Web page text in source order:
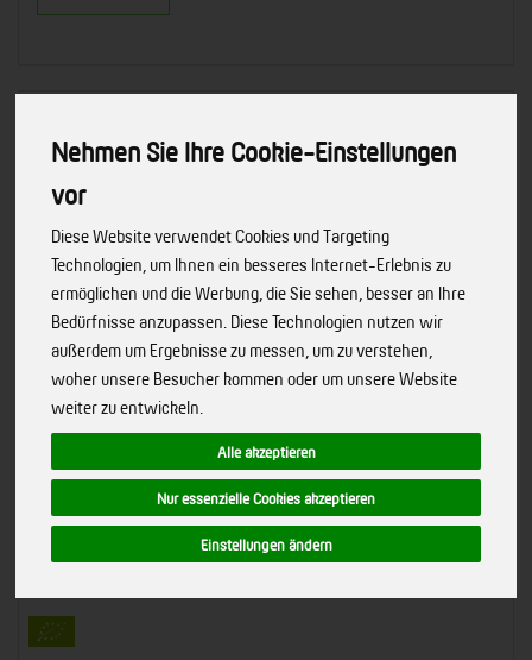
Nehmen Sie Ihre Cookie-Einstellungen
vor
Diese Website verwendet Cookies und Targeting
Technologien, um Ihnen ein besseres Internet-Erlebnis zu
ermöglichen und die Werbung, die Sie sehen, besser an Ihre
Bedürfnisse anzupassen. Diese Technologien nutzen wir
außerdem um Ergebnisse zu messen, um zu verstehen,
woher unsere Besucher kommen oder um unsere Website
weiter zu entwickeln.
Alle akzeptieren
Nur essenzielle Cookies akzeptieren
Einstellungen ändern